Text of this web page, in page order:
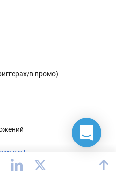
в промо)